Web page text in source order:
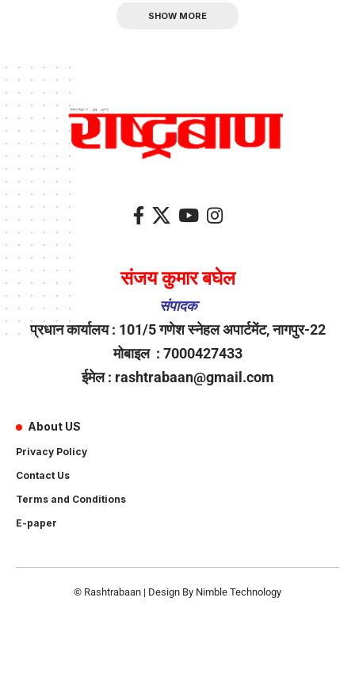
SHOW MORE
संजय कुमार बघेल
संपादक
प्रधान कार्यालय : 101/5 गणेश स्नेहल अपार्टमेंट, नागपुर-22
मोबाइल : 7000427433
ईमेल : rashtrabaan@gmail.com
About US
Privacy Policy
Contact Us
Terms and Conditions
E-paper
© Rashtrabaan | Design By Nimble Technology